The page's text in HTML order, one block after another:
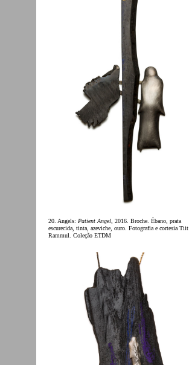
20. Angels: Patient Angel , 2016. Broche. Ébano, prata
escurecida, tinta, azeviche, ouro. Fotografia e cortesia Tiit
Rammul. Coleção ETDM